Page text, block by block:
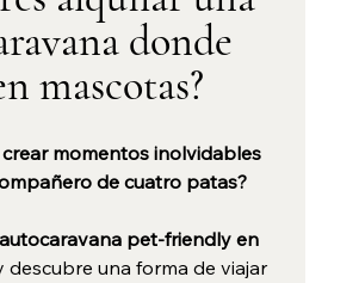
donde
mascotas?
momentos inolvidables
de cuatro patas?
autocaravana pet-friendly en
descubre una forma de viajar